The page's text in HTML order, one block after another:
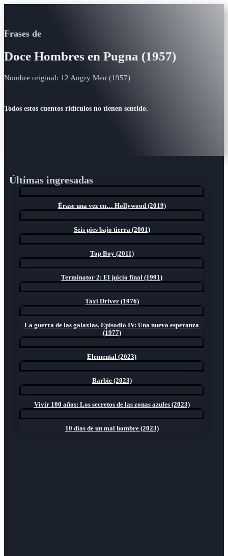
Frases de
Doce Hombres en Pugna (1957)
Nombre original: 12 Angry Men (1957)
Todos estos cuentos ridículos no tienen sentido.
Últimas ingresadas
Érase una vez en… Hollywood (2019)
Seis pies bajo tierra (2001)
Top Boy (2011)
Terminator 2: El juicio final (1991)
Taxi Driver (1976)
La guerra de las galaxias. Episodio IV: Una nueva esperanza
(1977)
Elemental (2023)
Barbie (2023)
Vivir 100 años: Los secretos de las zonas azules (2023)
10 días de un mal hombre (2023)